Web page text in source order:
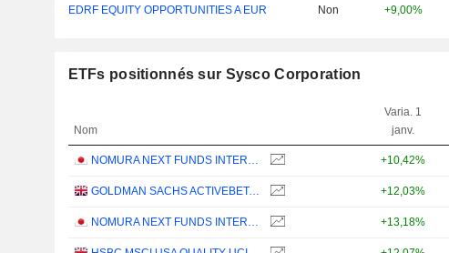
EDRF EQUITY OPPORTUNITIES A EUR Non +9,00%
ETFs positionnés sur Sysco Corporation
Nom
Varia. 1
janv.
NOMURA NEXT FUNDS INTERNATIONAL EQUITY MSCI-KOKUSAI (YEN-HEDGED) ETF - JPY +10,42%
GOLDMAN SACHS ACTIVEBETA PARIS-ALIGNED SUSTAINABLE US LARGE CAP EQUITY UCITS ETF - USD +12,03%
NOMURA NEXT FUNDS INTERNATIONAL EQUITY MSCI-KOKUSAI (UNHEDGED) ETF - JPY +13,18%